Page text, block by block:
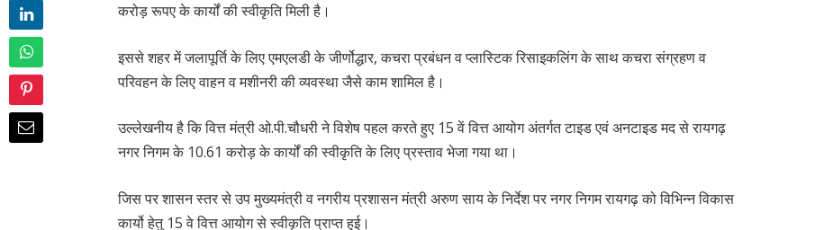
करोड़ रूपए के कार्यों की स्वीकृति मिली है।
इससे शहर में जलापूर्ति के लिए एमएलडी के जीर्णोद्धार, कचरा प्रबंधन व प्लास्टिक रिसाइकलिंग के साथ कचरा संग्रहण व
परिवहन के लिए वाहन व मशीनरी की व्यवस्था जैसे काम शामिल है।
उल्लेखनीय है कि वित्त मंत्री ओ.पी.चौधरी ने विशेष पहल करते हुए 15 वें वित्त आयोग अंतर्गत टाइड एवं अनटाइड मद से रायगढ़
नगर निगम के 10.61 करोड़ के कार्यों की स्वीकृति के लिए प्रस्ताव भेजा गया था।
जिस पर शासन स्तर से उप मुख्यमंत्री व नगरीय प्रशासन मंत्री अरुण साय के निर्देश पर नगर निगम रायगढ़ को विभिन्न विकास
कार्यो हेतु 15 वे वित्त आयोग से स्वीकृति प्राप्त हुई।